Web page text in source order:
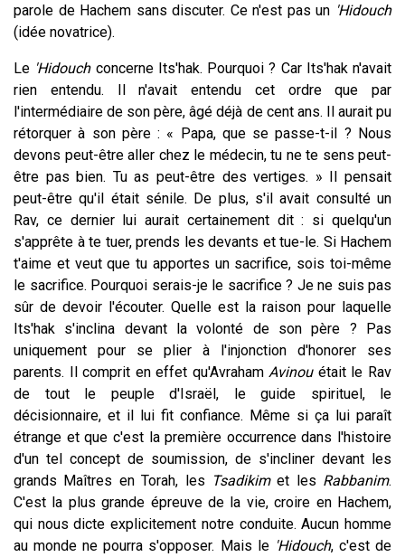
parole de Hachem sans discuter. Ce n'est pas un 'Hidouch
(idée novatrice).
Le 'Hidouchconcerne Its'hak. Pourquoi ? Car Its'hak n'avait
rien entendu. Il n'avait entendu cet ordre que par
l'intermédiaire de son père, âgé déjà de cent ans. Il aurait pu
rétorquer à son père : « Papa, que se passe-t-il ? Nous
devons peut-être aller chez le médecin, tu ne te sens peut-
être pas bien. Tu as peut-être des vertiges. » Il pensait
peut-être qu'il était sénile. De plus, s'il avait consulté un
Rav, ce dernier lui aurait certainement dit : si quelqu'un
s'apprête à te tuer, prends les devants et tue-le. Si Hachem
t'aime et veut que tu apportes un sacrifice, sois toi-même
le sacrifice. Pourquoi serais-je le sacrifice ? Je ne suis pas
sûr de devoir l'écouter. Quelle est la raison pour laquelle
Its'hak s'inclina devant la volonté de son père ? Pas
uniquement pour se plier à l'injonction d'honorer ses
parents. Il comprit en effet qu'Avraham Avinouétait le Rav
de tout le peuple d'Israël, le guide spirituel, le
décisionnaire, et il lui fit confiance. Même si ça lui paraît
étrange et que c'est la première occurrence dans l'histoire
d'un tel concept de soumission, de s'incliner devant les
grands Maîtres en Torah, les Tsadikimet les Rabbanim.
C'est la plus grande épreuve de la vie, croire en Hachem,
qui nous dicte explicitement notre conduite. Aucun homme
au monde ne pourra s'opposer. Mais le'Hidouch, c'est de